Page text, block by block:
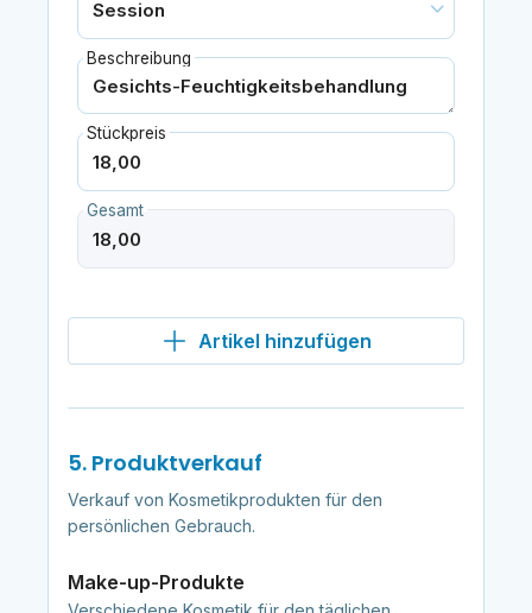
Beschreibung
Stückpreis
Gesamt
Artikel hinzufügen
5. Produktverkauf
Verkauf von Kosmetikprodukten für den
persönlichen Gebrauch.
Make-up-Produkte